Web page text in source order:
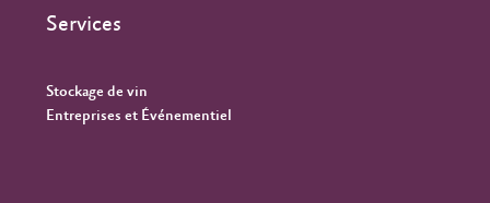
Services
Stockage de vin
Entreprises et Événementiel